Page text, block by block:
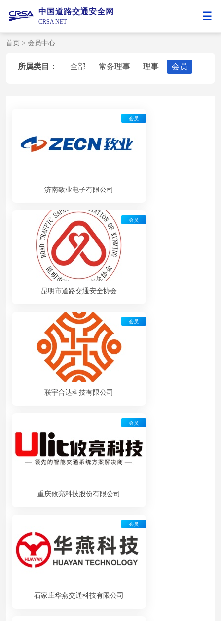
中国道路交通安全网
CRSA NET
首页 > 会员中心
所属类目： 全部 常务理事 理事 会员
济南致业电子有限公司
会员
昆明市道路交通安全协会
会员
联宇合达科技有限公司
会员
重庆攸亮科技股份有限公司
会员
石家庄华燕交通科技有限公司
会员